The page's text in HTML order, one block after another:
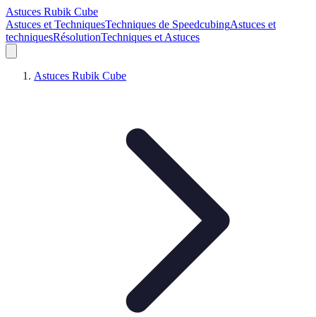
Astuces Rubik Cube
Astuces et TechniquesTechniques de SpeedcubingAstuces et
techniquesRésolutionTechniques et Astuces
Astuces Rubik Cube